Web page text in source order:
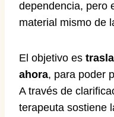
dependencia, pero
material mismo de
El objetivo es
ahora, para poder
A través de
terapeuta sostiene